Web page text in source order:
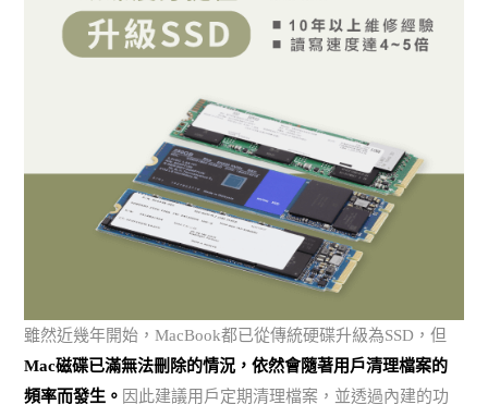
雖然近幾年開始，MacBook都已從傳統硬碟升級為SSD，但
Mac磁碟已滿無法刪除的情況，依然會隨著用戶清理檔案的
頻率而發生。 因此建議用戶定期清理檔案，並透過內建的功